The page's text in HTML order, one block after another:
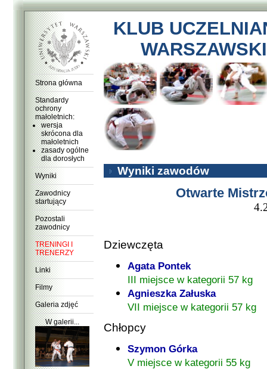
Strona główna
Standardy
ochrony
małoletnich:
wersja
skrócona dla
małoletnich
zasady ogólne
dla dorosłych
Wyniki
Zawodnicy
startujący
Pozostali
zawodnicy
TRENINGI I
TRENERZY
Linki
Filmy
Galeria zdjęć
W galerii...
KLUB
Wyniki zawodów
Otwarte
Dziewczęta
Agata Pontek
III miejsce w kategorii 57 kg
Agnieszka Załuska
VII miejsce w kategorii 57 kg
Chłopcy
Szymon Górka
V miejsce w kategorii 55 kg